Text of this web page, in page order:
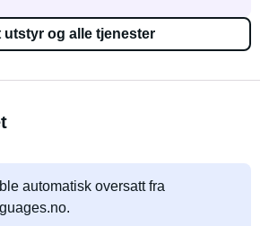
utstyr og alle tjenester
automatisk oversatt fra